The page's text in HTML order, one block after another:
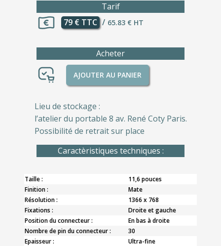
Tarif
79 € TTC / 65.83 € HT
Acheter
AJOUTER AU PANIER
Lieu de stockage :
l’atelier du portable 8 av. René Coty Paris.
Possibilité de retrait sur place
Caractèristiques techniques :
Taille :
11,6 pouces
Finition :
Mate
Résolution :
1366 x 768
Fixations :
Droite et gauche
Position du connecteur :
En bas à droite
Nombre de pin du connecteur :
30
Epaisseur :
Ultra-fine